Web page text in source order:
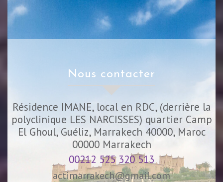
nous contacter
Résidence IMANE, local en RDC, (derrière la
polyclinique LES NARCISSES) quartier Camp
El Ghoul, Guéliz, Marrakech 40000, Maroc
00000 Marrakech
00212 525 320 513
actimarrakech@gmail.com